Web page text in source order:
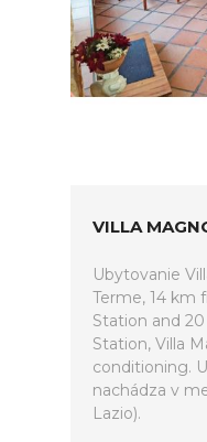
VILLA
Ubytovanie
Terme, 14 km
Station and
Station, Villa
conditioning.
nachádza v
Lazio).